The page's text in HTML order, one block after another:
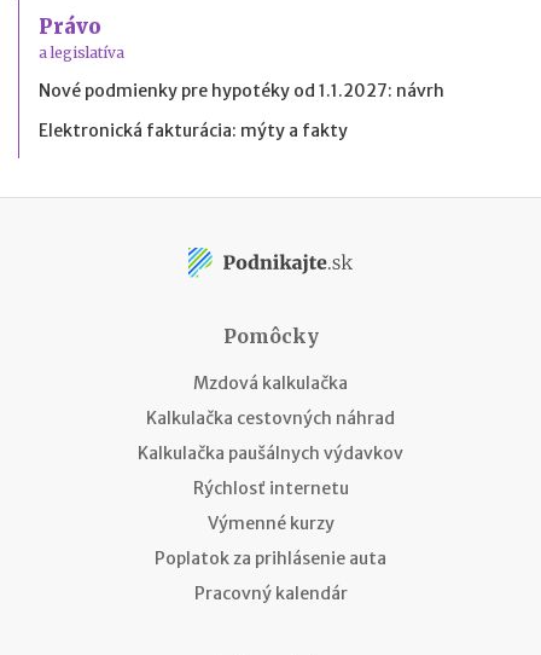
Právo
a legislatíva
Nové podmienky pre hypotéky od 1.1.2027: návrh
Elektronická fakturácia: mýty a fakty
Pomôcky
Mzdová kalkulačka
Kalkulačka cestovných náhrad
Kalkulačka paušálnych výdavkov
Rýchlosť internetu
Výmenné kurzy
Poplatok za prihlásenie auta
Pracovný kalendár